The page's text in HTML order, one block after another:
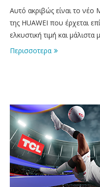
Αυτό ακριβώς είναι το
της HUAWEI που έρχεται
ελκυστική τιμή και μάλιστα
Περισσοτερα